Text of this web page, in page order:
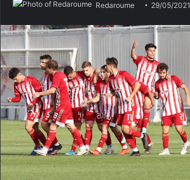
Redaroume 29/05/2021